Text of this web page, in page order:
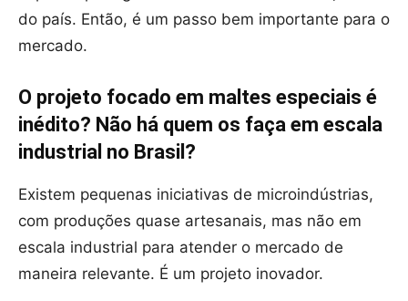
do país. Então, é um passo bem importante para o
mercado.
O projeto focado em maltes especiais é
inédito? Não há quem os faça em escala
industrial no Brasil?
Existem pequenas iniciativas de microindústrias,
com produções quase artesanais, mas não em
escala industrial para atender o mercado de
maneira relevante. É um projeto inovador.